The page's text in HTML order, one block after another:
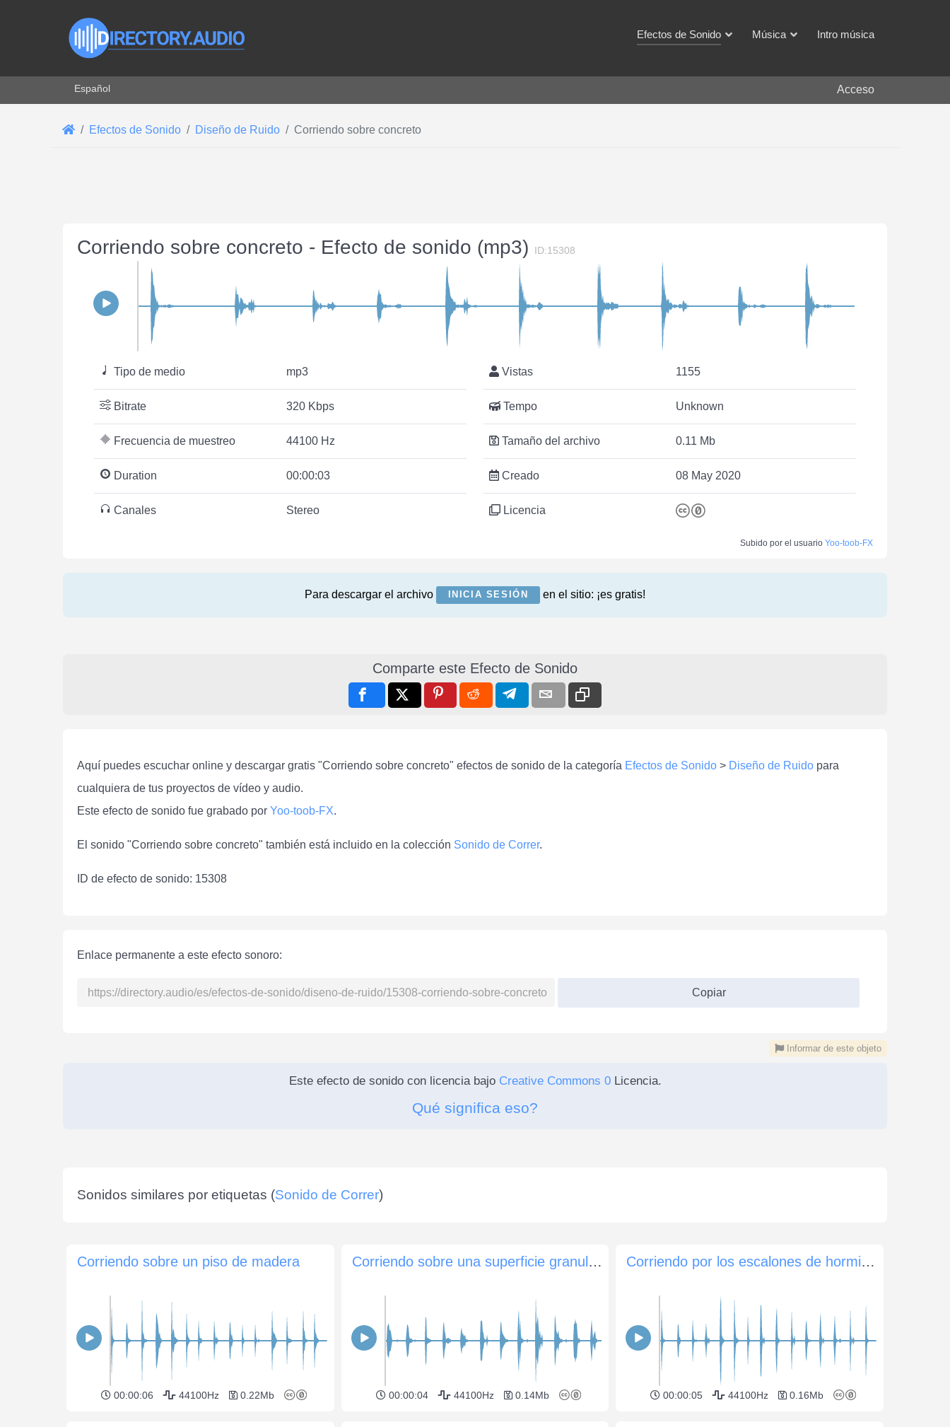
Efectos de Sonido Música Intro música
Seleccione su idioma
Español Acceso
Efectos de Sonido Diseño de Ruido Corriendo sobre concreto
Corriendo sobre concreto - Efecto de sonido (mp3) ID:15308
Tipo de medio mp3
Bitrate 320 Kbps
Frecuencia de muestreo 44100 Hz
Duration 00:00:03
Canales Stereo
Vistas 1155
Tempo Unknown
Tamaño del archivo 0.11 Mb
Creado 08 May 2020
Licencia
Subido por el usuario Yoo-toob-FX
Para descargar el archivo INICIA SESIÓN en el sitio: ¡es gratis!
Comparte este Efecto de Sonido
Aquí puedes escuchar online y descargar gratis "Corriendo sobre concreto" efectos de sonido de la categoría Efectos de Sonido > Diseño de Ruido para
cualquiera de tus proyectos de vídeo y audio.
Este efecto de sonido fue grabado por Yoo-toob-FX.
El sonido "Corriendo sobre concreto" también está incluido en la colección Sonido de Correr.
ID de efecto de sonido: 15308
Enlace permanente a este efecto sonoro:
Copiar
Informar de este objeto
Este efecto de sonido con licencia bajo Creative Commons 0Licencia.
Qué significa eso?
Sonidos similares por etiquetas (Sonido de Correr)
Corriendo sobre un piso de madera
00:00:06 44100Hz 0.22Mb
Corriendo sobre una superficie granulada
00:00:04 44100Hz 0.14Mb
Corriendo por los escalones de hormigón
00:00:05 44100Hz 0.16Mb